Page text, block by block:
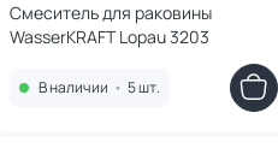
Смеситель для раковины
WasserKRAFT Lopau 3203
В наличии • 5 шт.